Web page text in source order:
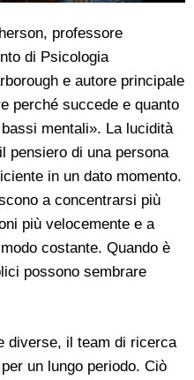
professore
di Psicologia
e autore principale
perché succede e quanto
mentali». La lucidità
pensiero di una persona
in un dato momento.
a concentrarsi più
più velocemente e a
costante. Quando è
possono sembrare
diverse, il team di ricerca
un lungo periodo. Ciò